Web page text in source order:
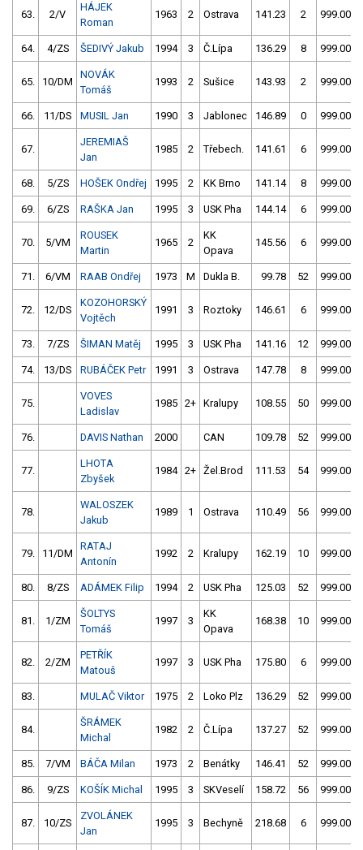
63. 2/V
HÁJEK
Roman
1963 2 Ostrava 141.23 2 999.00
64. 4/ZS ŠEDIVÝ Jakub 1994 3 Č.Lípa 136.29 8 999.00
65. 10/DM
NOVÁK
Tomáš
1993 2 Sušice 143.93 2 999.00
66. 11/DS MUSIL Jan 1990 3 Jablonec 146.89 0 999.00
67.
JEREMIAŠ
Jan
1985 2 Třebech. 141.61 6 999.00
68. 5/ZS HOŠEK Ondřej 1995 2 KK Brno 141.14 8 999.00
69. 6/ZS RAŠKA Jan 1995 3 USK Pha 144.14 6 999.00
70. 5/VM
ROUSEK
Martin
1965 2
KK
Opava
145.56 6 999.00
71. 6/VM RAAB Ondřej 1973 M Dukla B. 99.78 52 999.00
72. 12/DS
KOZOHORSKÝ
Vojtěch
1991 3 Roztoky 146.61 6 999.00
73. 7/ZS ŠIMAN Matěj 1995 3 USK Pha 141.16 12 999.00
74. 13/DS RUBÁČEK Petr 1991 3 Ostrava 147.78 8 999.00
75.
VOVES
Ladislav
1985 2+ Kralupy 108.55 50 999.00
76. DAVIS Nathan 2000 CAN 109.78 52 999.00
77.
LHOTA
Zbyšek
1984 2+ Žel.Brod 111.53 54 999.00
78.
WALOSZEK
Jakub
1989 1 Ostrava 110.49 56 999.00
79. 11/DM
RATAJ
Antonín
1992 2 Kralupy 162.19 10 999.00
80. 8/ZS ADÁMEK Filip 1994 2 USK Pha 125.03 52 999.00
81. 1/ZM
ŠOLTYS
Tomáš
1997 3
KK
Opava
168.38 10 999.00
82. 2/ZM
PETŘÍK
Matouš
1997 3 USK Pha 175.80 6 999.00
83. MULAČ Viktor 1975 2 Loko Plz 136.29 52 999.00
84.
ŠRÁMEK
Michal
1982 2 Č.Lípa 137.27 52 999.00
85. 7/VM BÁČA Milan 1973 2 Benátky 146.41 52 999.00
86. 9/ZS KOŠÍK Michal 1995 3 SKVeselí 158.72 56 999.00
87. 10/ZS
ZVOLÁNEK
Jan
1995 3 Bechyně 218.68 6 999.00